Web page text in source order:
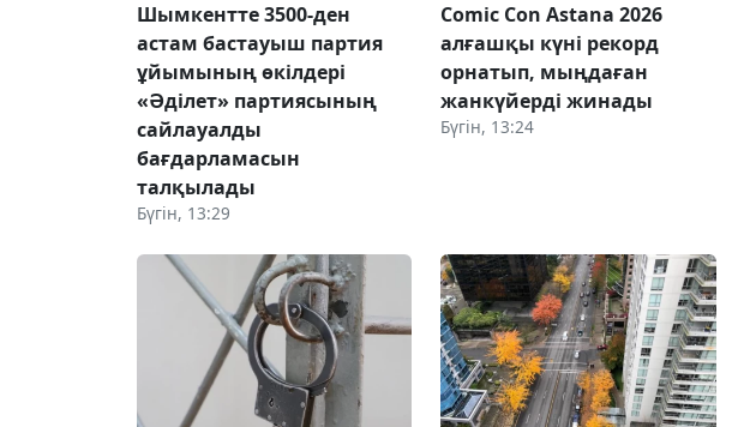
Шымкентте 3500-ден
астам бастауыш партия
ұйымының өкілдері
«Әділет» партиясының
сайлауалды
бағдарламасын
талқылады
Бүгін, 13:29
Comic Con Astana 2026
алғашқы күні рекорд
орнатып, мыңдаған
жанкүйерді жинады
Бүгін, 13:24